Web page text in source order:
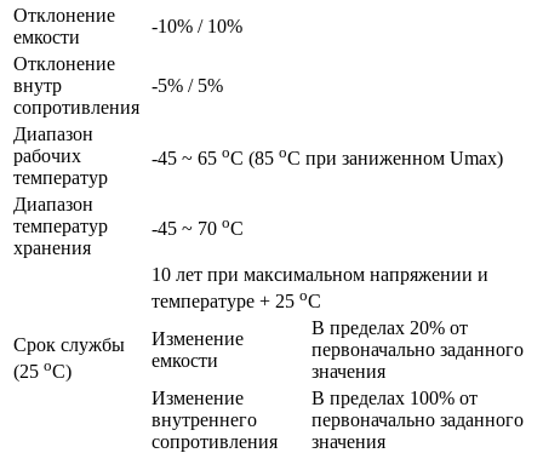
Отклонение
емкости
-10% / 10%
Отклонение
внутр
сопротивления
-5% / 5%
Диапазон
рабочих
температур
-45 ~ 65 oC (85 oC при заниженном Umax)
Диапазон
температур
хранения
-45 ~ 70 oC
Срок службы
(25 oC)
10 лет при максимальном напряжении и
температуре + 25 oC
Изменение
емкости
В пределах 20% от
первоначально заданного
значения
Изменение
внутреннего
сопротивления
В пределах 100% от
первоначально заданного
значения